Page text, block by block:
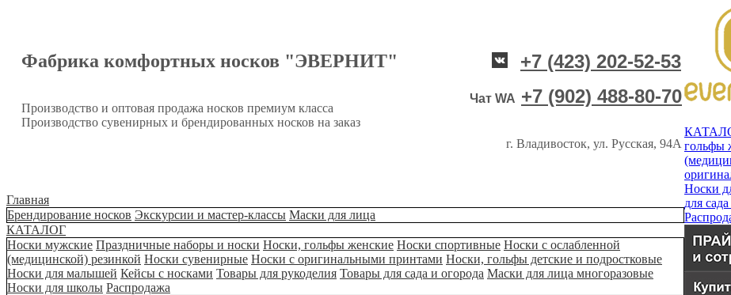
Фабрика комфортных носков "ЭВЕРНИТ"
Производство и оптовая продажа носков премиум класса
Производство сувенирных и брендированных носков на заказ
+7 (423) 202-52-53
Чат WA +7 (902) 488-80-70
г. Владивосток, ул. Русская, 94А
Главная
Брендирование носков Экскурсии и мастер-классы Маски для лица
КАТАЛОГ
Носки мужские Праздничные наборы и носки Носки, гольфы женские Носки спортивные Носки с ослабленной
(медицинской) резинкой Носки сувенирные Носки с оригинальными принтами Носки, гольфы детские и подростковые
Носки для малышей Кейсы с носками Товары для рукоделия Товары для сада и огорода Маски для лица многоразовые
Носки для школы Распродажа
гольфы
Носки
для